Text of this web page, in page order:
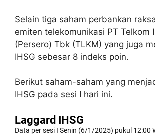
Selain tiga saham perbankan
emiten telekomunikasi PT Telkom
(Persero) Tbk (TLKM) yang juga
IHSG sebesar 8 indeks poin.
Berikut saham-saham yang
IHSG pada sesi I hari ini.